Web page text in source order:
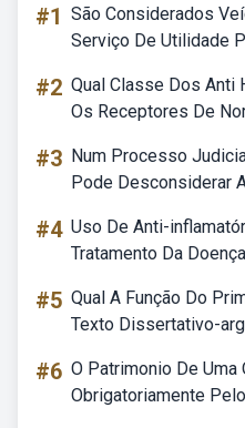
#1 São Considerados
Serviço De Utilidade
#2 Qual Classe Dos Anti
Os Receptores De
#3 Num Processo
Pode Desconsiderar
#4 Uso De Anti-
Tratamento Da
#5 Qual A Função Do
Texto Dissertativo-
#6 O Patrimonio De
Obrigatoriamente